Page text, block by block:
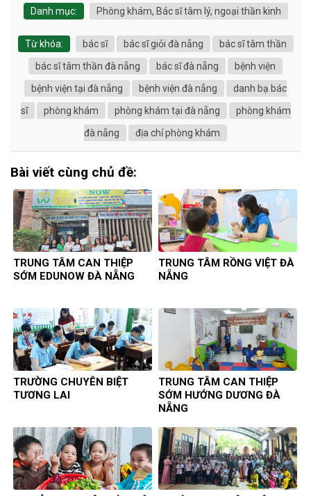
Danh mục: Phòng khám, Bác sĩ tâm lý, ngoại thần kinh
Từ khóa: bác sĩ bác sĩ giỏi đà nẵng
bác sĩ tâm thần
bác sĩ tâm thần đà nẵng
bác sĩ đà nẵng
bệnh viện
bệnh viện tại đà nẵng
bệnh viện đà nẵng
danh bạ bác
sĩ
phòng khám phòng khám tại đà nẵng
phòng khám
đà nẵng
địa chỉ phòng khám
Bài viết cùng chủ đề:
TRUNG TÂM CAN THIỆP
SỚM EDUNOW ĐÀ NẴNG
TRUNG TÂM RỒNG VIỆT ĐÀ
NẴNG
TRƯỜNG CHUYÊN BIỆT
TƯƠNG LAI
TRUNG TÂM CAN THIỆP
SỚM HƯỚNG DƯƠNG ĐÀ
NẴNG